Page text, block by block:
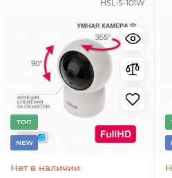
HSL-S-101W
TОП
NEW
Нет в наличии